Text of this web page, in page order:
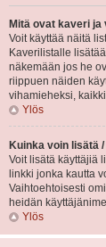
Mitä ovat kaveri
Voit käyttää näitä
Kaverilistalle
näkemään jos he
riippuen näiden
vihamieheksi,
Ylös
Kuinka voin lisätä
Voit lisätä käyttäjiä
linkki jonka kautta
Vaihtoehtoisesti
heidän
Ylös